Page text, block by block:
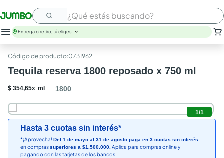
¿Qué estás buscando?
huevos
arroz
nutribela
aceite
queso
pollo
carne
Entrega o retiro, tú eliges.
:0731962
Tequila reserva 1800 reposado x 750 ml
$ 354,65x ml 1800
1/1
Hasta 3 cuotas sin interés*
*¡Aprovecha! Del 1 de mayo al 31 de agosto paga en 3 cuotas sin interés
en comprassuperiores a $1.500.000. Aplica para compras online y
pagando con las tarjetas de los bancos: